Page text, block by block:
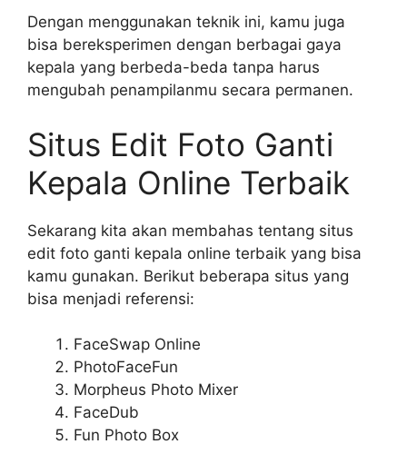
Dengan menggunakan teknik ini, kamu juga
bisa bereksperimen dengan berbagai gaya
kepala yang berbeda-beda tanpa harus
mengubah penampilanmu secara permanen.
Situs Edit Foto Ganti
Kepala Online Terbaik
Sekarang kita akan membahas tentang situs
edit foto ganti kepala online terbaik yang bisa
kamu gunakan. Berikut beberapa situs yang
bisa menjadi referensi:
FaceSwap Online
PhotoFaceFun
Morpheus Photo Mixer
FaceDub
Fun Photo Box